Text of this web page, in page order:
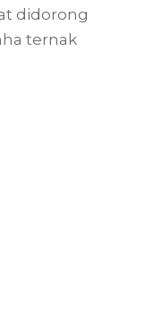
didorong
ternak